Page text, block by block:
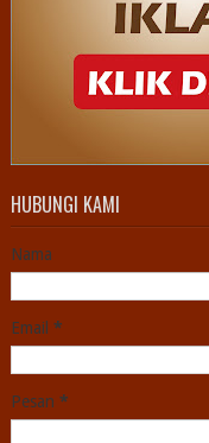
HUBUNGI KAMI
Nama
Email *
Pesan *